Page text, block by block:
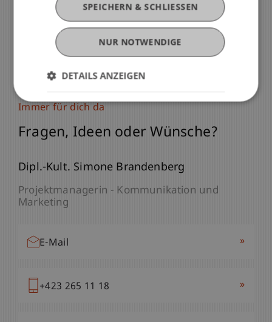
Immer für dich da
Fragen, Ideen oder Wünsche?
Dipl.-Kult. Simone Brandenberg
Projektmanagerin - Kommunikation und
Marketing
E-Mail »
+423 265 11 18 »
SPEICHERN & SCHLIESSEN
NUR NOTWENDIGE
DETAILS ANZEIGEN